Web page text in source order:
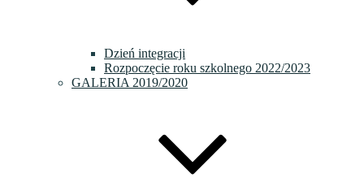
Dzień integracji
Rozpoczęcie roku szkolnego 2022/2023
GALERIA 2019/2020